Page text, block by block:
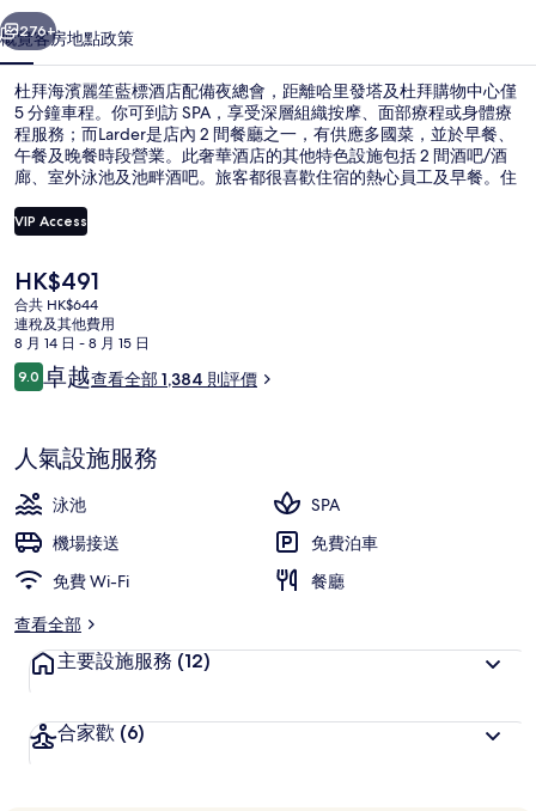
標
酒
店
相
片
集
個 下一個
276+
概覽客房地點政策
杜拜海濱麗笙藍標酒店配備夜總會，距離哈里發塔及杜拜購物中心僅
5 分鐘車程。你可到訪 SPA，享受深層組織按摩、面部療程或身體療
程服務；而Larder是店內 2 間餐廳之一，有供應多國菜，並於早餐、
午餐及晚餐時段營業。此奢華酒店的其他特色設施包括 2 間酒吧/酒
廊、室外泳池及池畔酒吧。旅客都很喜歡住宿的熱心員工及早餐。住
鐘路程外。
VIP Access
現
價
HK$491
HK$491
合共 HK$644
連稅及其他費用
8 月 14 日 - 8 月 15 日
評
價
9.09.0 分，滿分 10 分，
卓越查看全部 1,384 則評價
人氣設施服務
泳池
SPA
機場接送
免費泊車
免費 Wi-Fi
餐廳
查看全部
主要設施服務 (12)
合家歡 (6)